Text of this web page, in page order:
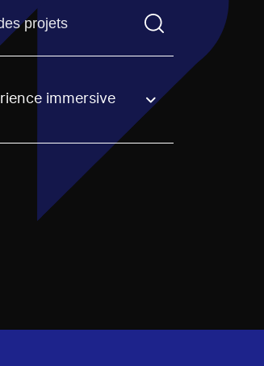
devez saisir un terme de
immersive